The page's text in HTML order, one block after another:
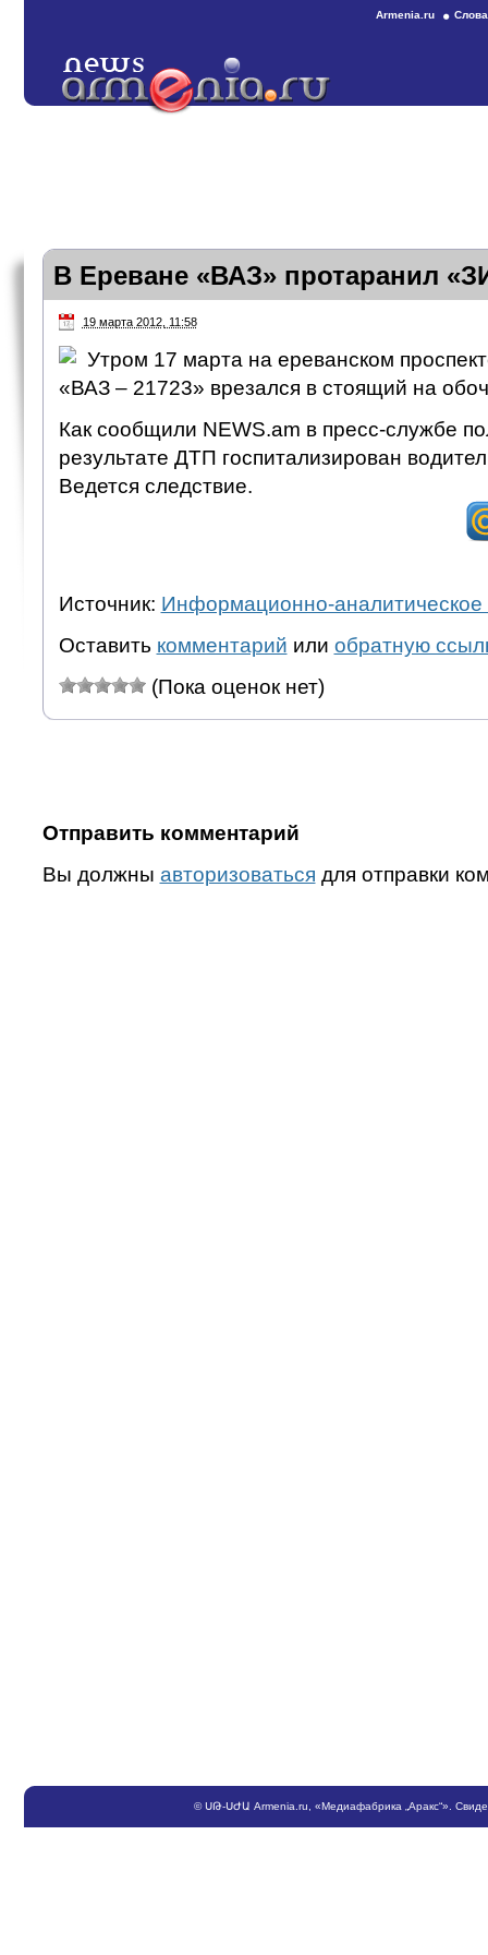
Armenia.ru
В Ереване «ВАЗ» протаранил
19 марта 2012, 11:58
Утром 17 марта на ереванском
«ВАЗ – 21723» врезался в стоящий на
Как сообщили NEWS.am в пресс-службе
результате ДТП госпитализирован
Ведется следствие.
Источник: Информационно-аналитическое
Оставить комментарий или обратную
(Пока оценок нет)
Отправить комментарий
Вы должны авторизоваться для отправки
©ՍԹ-ՍԺԱ Armenia.ru , «Медиафабрика „Аракс“».